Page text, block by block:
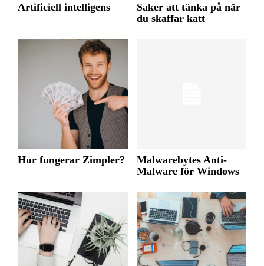
Artificiell intelligens
Saker att tänka på när
du skaffar katt
Hur fungerar Zimpler?
Malwarebytes Anti-
Malware för Windows